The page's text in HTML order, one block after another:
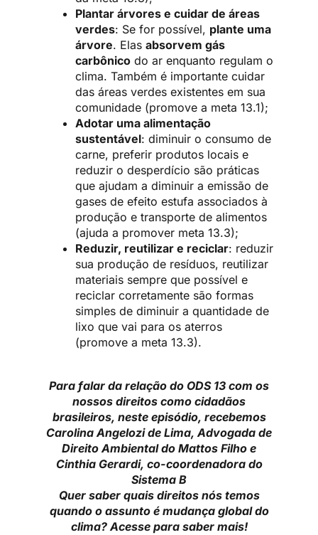
Plantar árvores e cuidar de áreas
verdes: Se for possível, plante uma
árvore. Elasabsorvem gás
carbônico do ar enquanto regulam o
clima. Também é importante cuidar
das áreas verdes existentes em sua
comunidade (promove a meta 13.1);
Adotar uma alimentação
sustentável: diminuir o consumo de
carne, preferir produtos locais e
reduzir o desperdício são práticas
que ajudam a diminuir a emissão de
gases de efeito estufa associados à
produção e transporte de alimentos
(ajuda a promover meta 13.3);
Reduzir, reutilizar e reciclar: reduzir
sua produção de resíduos, reutilizar
materiais sempre que possível e
reciclar corretamente são formas
simples de diminuir a quantidade de
lixo que vai para os aterros
(promove a meta 13.3).
Para falar da relação do ODS 13 com os
nossos direitos como cidadãos
brasileiros, neste episódio, recebemos
Carolina Angelozi de Lima, Advogada de
Direito Ambiental do Mattos Filho e
Cinthia Gerardi, co-coordenadora do
Sistema B
Quer saber quais direitos nós temos
quando o assunto é mudança global do
clima? Acesse para saber mais!